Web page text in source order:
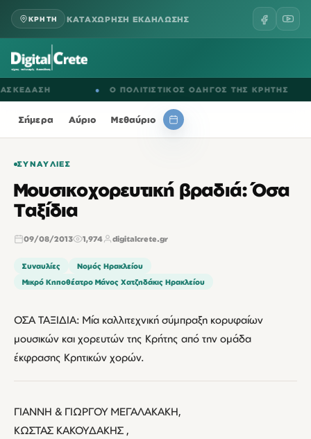
ΚΡΗΤΗ ΚΑΤΑΧΩΡΗΣΗ ΕΚΔΗΛΩΣΗΣ
Ο ΠΟΛΙΤΙΣΤΙΚΟΣ ΟΔΗΓΟΣ ΤΗΣ ΚΡΗΤΗΣ
Σήμερα Αύριο Μεθαύριο
ΣΥΝΑΥΛΊΕΣ
Μουσικοχορευτική βραδιά: Όσα
Ταξίδια
09/08/2013 1,974 digitalcrete.gr
Συναυλίες
Νομός Ηρακλείου
Μικρό Κηποθέατρο Μάνος Χατζηδάκις Ηρακλείου
ΟΣΑ ΤΑΞΙΔΙΑ: Μία καλλιτεχνική σύμπραξη κορυφαίων
μουσικών και χορευτών της Κρήτης από την ομάδα
έκφρασης Κρητικών χορών.
ΓΙΑΝΝΗ & ΓΙΩΡΓΟΥ ΜΕΓΑΛΑΚΑΚΗ,
ΚΩΣΤΑΣ ΚΑΚΟΥΔΑΚΗΣ ,